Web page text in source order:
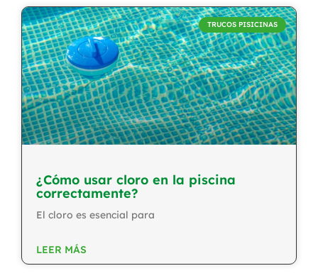
TRUCOS PISICINAS
¿Cómo usar cloro en la piscina
correctamente?
El cloro es esencial para
LEER MÁS